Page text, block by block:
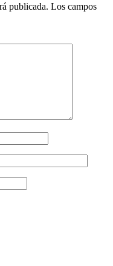
publicada. Los campos